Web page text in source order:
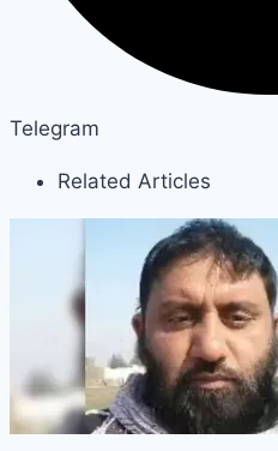
Telegram
Related Articles